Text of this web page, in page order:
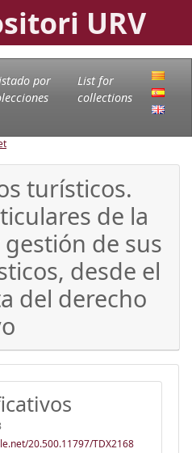
URV
por
List for
collections
turísticos.
de la
de sus
desde el
del derecho
20.500.11797/TDX2168